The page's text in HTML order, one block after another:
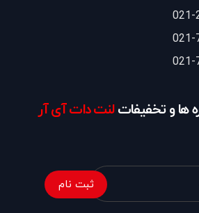
ها و تخفیفاتلنت دات آی آر
ثبت نام